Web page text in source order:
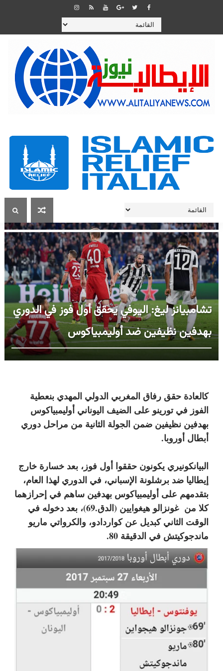
تشامبيانز ليغ: اليوفي يحقق أول فوز في الدوري
بهدفين نظيفين ضد أوليمبياكوس
كالعادة حقق رفاق المغربي الدولي المهدي بنعطية
الفوز في تورينو على الضيف اليوناني أوليمبياكوس
بهدفين نظيفين ضمن الجولة الثانية من مراحل دوري
أبطال أوروبا.
البيانكونيري يكونون حققوا أول فوز، بعد خسارة خارج
إيطاليا ضد برشلونة الإسباني، في الدوري لهذا العام،
بتقدمهم على أوليمبياكوس بهدفين ساهم في إحرازهما
كلا من غونزالو هيغوايين (الدق.69)، بعد دخوله في
الوقت الثاني كبديل عن كواردادو، والكرواتي ماريو
ماندجوكيتش في الدقيقة 80.